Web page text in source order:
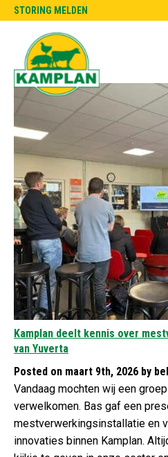
STORING MELDEN
Kamplan deelt kennis over
van Yuverta
Posted on maart 9th, 2026 by
Vandaag mochten wij een
verwelkomen. Bas gaf een
mestverwerkingsinstallatie en
innovaties binnen Kamplan.